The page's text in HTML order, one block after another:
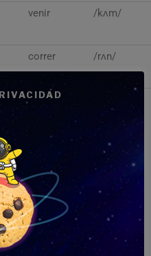
venir /kʌm/
correr /rʌn/
verbos
y
su
el verbo
y en
“left”